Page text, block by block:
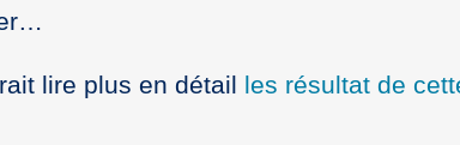
lire plus en détail les résultat de